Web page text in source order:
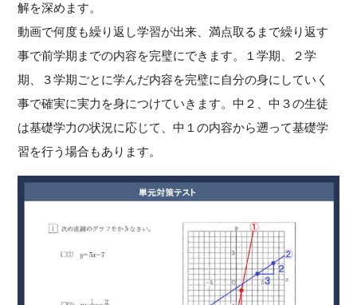
解を深めます。
動画で何度も繰り返し学習が出来、満点取るまで繰り返す
事で前学期までの内容を完璧にできます。１学期、２学
期、３学期ごとに学んだ内容を完璧に自分の身にしていく
事で確実に実力を身につけていきます。中２、中３の生徒
は基礎学力の状況に応じて、中１の内容から遡って基礎学
習を行う場合もあります。